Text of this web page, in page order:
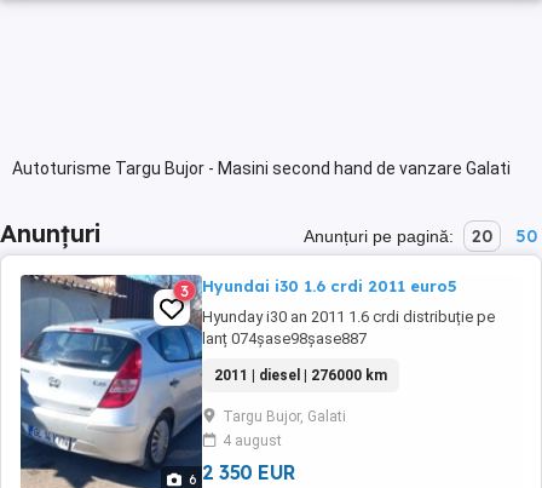
Autoturisme Targu Bujor - Masini second hand de vanzare Galati
Anunțuri Anunțuri pe pagină: 20 50
6
3 Hyundai i30 1.6 crdi 2011 euro5
Hyunday i30 an 2011 1.6 crdi distribuție pe
lanț 074șase98șase887
2011 | diesel | 276000 km
Targu Bujor, Galati
4 august
2 350 EUR